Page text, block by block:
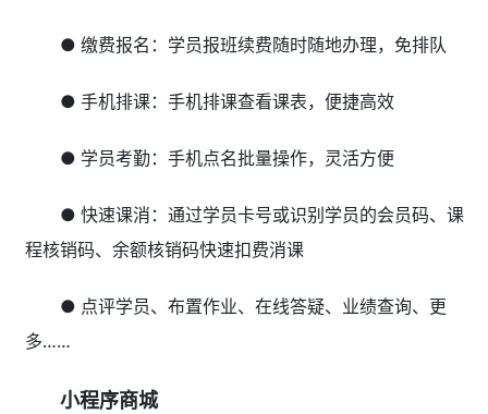
● 缴费报名：学员报班续费随时随地办理，免排队
● 手机排课：手机排课查看课表，便捷高效
● 学员考勤：手机点名批量操作，灵活方便
● 快速课消：通过学员卡号或识别学员的会员码、课
程核销码、余额核销码快速扣费消课
● 点评学员、布置作业、在线答疑、业绩查询、更
多……
小程序商城